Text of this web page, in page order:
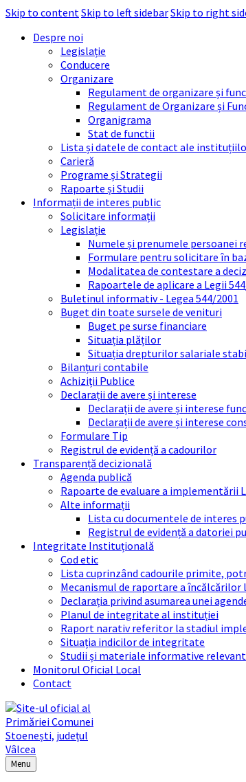
Skip to contentSkip to left sidebarSkip to right
Despre noi
Legislație
Conducere
Organizare
Regulament de organizare și
Regulament de Organizare și
Organigrama
Stat de functii
Lista și datele de contact ale
Carieră
Programe și Strategii
Rapoarte și Studii
Informații de interes public
Solicitare informații
Legislație
Numele și prenumele persoanei
Formulare pentru solicitare în
Modalitatea de contestare a
Rapoartele de aplicare a Legii
Buletinul informativ - Legea 544/2001
Buget din toate sursele de venituri
Buget pe surse financiare
Situația plăților
Situația drepturilor salariale
Bilanțuri contabile
Achiziții Publice
Declarații de avere și interese
Declarații de avere și interese
Declarații de avere și interese
Formulare Tip
Registrul de evidență a cadourilor
Transparență decizională
Agenda publică
Rapoarte de evaluare a implementării
Alte informații
Lista cu documentele de interes
Registrul de evidență a datoriei
Integritate Instituțională
Cod etic
Lista cuprinzând cadourile primite,
Mecanismul de raportare a încălcărilor
Declarația privind asumarea unei
Planul de integritate al instituției
Raport narativ referitor la stadiul
Situația indicilor de integritate
Studii și materiale informative
Monitorul Oficial Local
Contact
Menu